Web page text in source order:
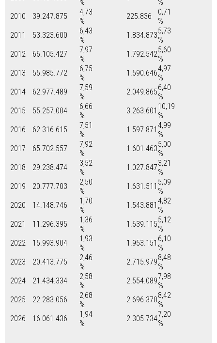
%
%
2010
39.247.875
4,73
%
225.836
0,71
%
2011
53.323.600
6,43
%
1.834.8735,73
%
2012
66.105.427
7,97
%
1.792.5425,60
%
2013
55.985.772
6,75
%
1.590.6464,97
%
2014
62.977.489
7,59
%
2.049.8656,40
%
2015
55.257.004
6,66
%
3.263.601 10,19
%
2016
62.316.615
7,51
%
1.597.871 4,99
%
2017
65.702.557
7,92
%
1.601.4635,00
%
2018
29.238.474
3,52
%
1.027.8473,21
%
2019
20.777.703
2,50
%
1.631.511 5,09
%
2020
14.148.746
1,70
%
1.543.881 4,82
%
2021
11.296.395
1,36
%
1.639.1155,12
%
2022
15.993.904
1,93
%
1.953.151 6,10
%
2023
20.413.775
2,46
%
2.715.9798,48
%
2024
21.434.334
2,58
%
2.554.0897,98
%
2025
22.283.056
2,68
%
2.696.3708,42
%
2026
16.061.436
1,94
%
2.305.7347,20
%